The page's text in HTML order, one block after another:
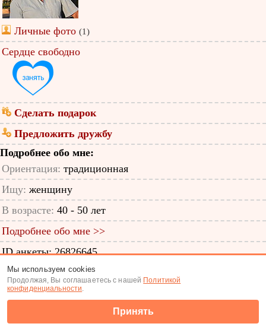
Личные фото (1)
Сердце свободно
Сделать подарок
Предложить дружбу
Подробнее обо мне:
Ориентация: традиционная
Ищу: женщину
В возрасте: 40 - 50 лет
Подробнее обо мне >>
ID анкеты: 26826645
Знакомства|Поиск анкет
(c) Tabor.ru 2026
Мы используем cookies
Продолжая, Вы соглашаетесь с нашей Политикой
конфиденциальности.
Принять